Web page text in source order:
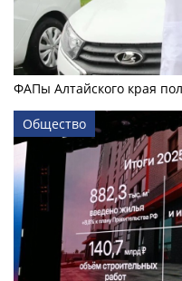
ФАПы Алтайского края
Общество